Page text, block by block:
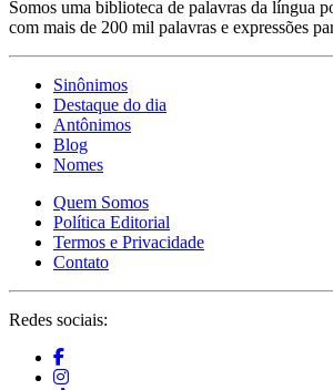
Somos uma biblioteca de palavras da língua
com mais de 200 mil palavras e expressões
Sinônimos
Destaque do dia
Antônimos
Blog
Nomes
Quem Somos
Política Editorial
Termos e Privacidade
Contato
Redes sociais: